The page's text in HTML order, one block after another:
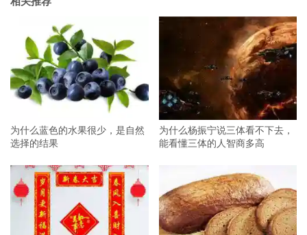
为什么蓝色的水果很少，是自然
选择的结果
为什么杨振宁说三体看不下去，
能看懂三体的人智商多高